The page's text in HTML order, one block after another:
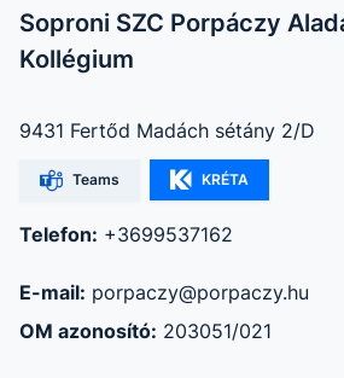
Soproni SZC Porpáczy
Kollégium
9431 Fertőd Madách sétány 2/D
Teams KRÉTA
Telefon: +3699537162
E-mail: porpaczy@porpaczy.hu
OM azonosító: 203051/021